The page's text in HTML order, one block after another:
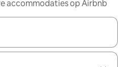
accommodaties op Airbnb
zijn, maak je een keuze